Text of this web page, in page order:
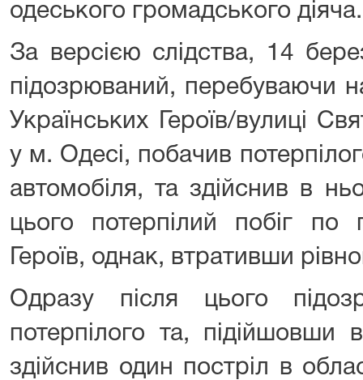
одеського громадського діяча.
За версією слідства, 14
підозрюваний, перебуваючи
Українських Героїв/вулиці
у м. Одесі, побачив
автомобіля, та здійснив в
цього потерпілий побіг по
Героїв, однак, втративши
Одразу після цього
потерпілого та, підійшовши
здійснив один постріл в